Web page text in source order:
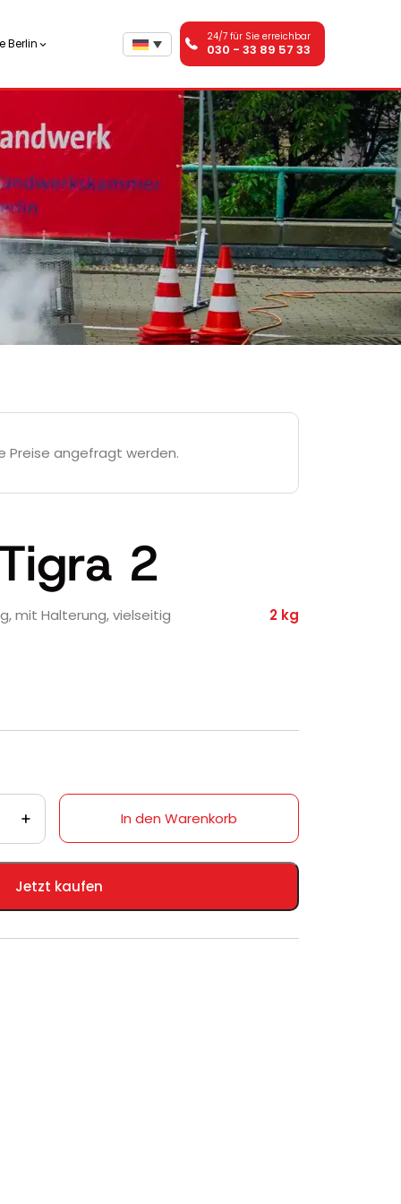
Berlin 24/7 für Sie erreichbar
030 - 33 89 57 33
Preise angefragt werden.
2
mit Halterung, vielseitig 2 kg
In den Warenkorb
Jetzt kaufen